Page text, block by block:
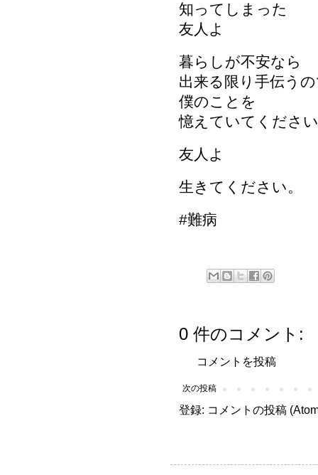
知ってしまった
友人よ
暮らしが不安なら
出来る限り手伝う
僕のことを
憶えていてください
友人よ
生きてください。
#難病
0 件のコメント:
コメントを投稿
次の投稿
登録: コメントの投稿